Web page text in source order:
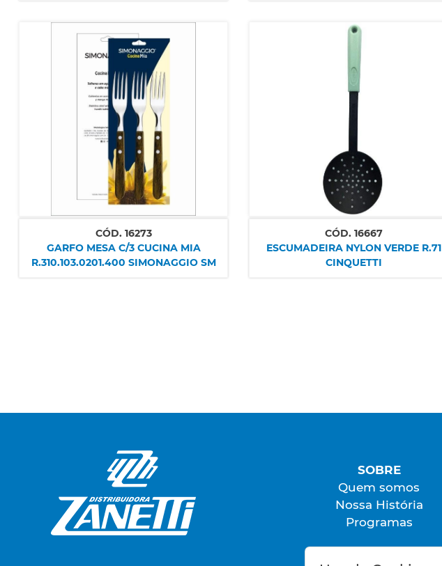
CÓD. 16273
GARFO MESA C/3 CUCINA MIA
R.310.103.0201.400 SIMONAGGIO SM
CÓD. 16667
ESCUMADEIRA NYLON VERDE R.71
CINQUETTI
SOBRE
Quem somos
Nossa História
Programas